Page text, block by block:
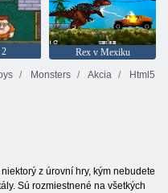
Rex v Mexiku
Monsters Akcia
Html5
z úrovní hry, kým nebudete
Sú rozmiestnené na všetkých